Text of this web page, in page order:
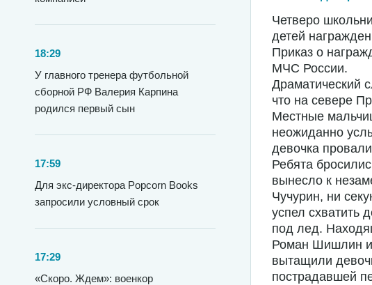
18:29
У главного тренера футбольной
сборной РФ Валерия Карпина
родился первый сын
17:59
Для экс-директора Popcorn Books
запросили условный срок
17:29
«Скоро. Ждем»: военкор
Четверо
детей
Приказ о
МЧС России.
Драматический
что на севере
Местные
неожиданно
девочка
Ребята
вынесло к
Чучурин, ни
успел схватить
под лед.
Роман Шишлин и
вытащили
пострадавшей